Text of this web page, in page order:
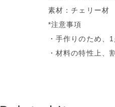
素材：チェリー材
*注意事項
・手作りのため、
・材料の特性上、